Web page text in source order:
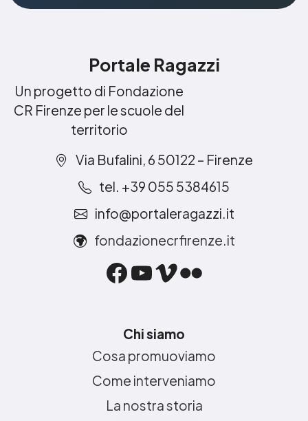
Portale Ragazzi
Un progetto di Fondazione
CR Firenze per le scuole del
territorio
Via Bufalini, 6 50122 – Firenze
tel. +39 055 5384615
info@portaleragazzi.it
fondazionecrfirenze.it
Facebook
YouTube
Vimeo
Flickr
Chi siamo
Cosa promuoviamo
Come interveniamo
La nostra storia